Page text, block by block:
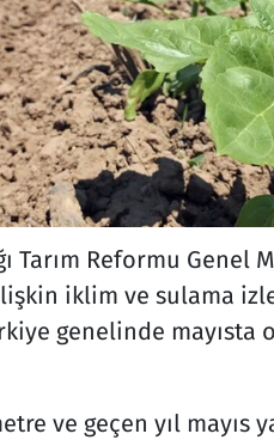
Tarım Reformu Genel
ilişkin iklim ve sulama
genelinde mayısta
ve geçen yıl mayıs